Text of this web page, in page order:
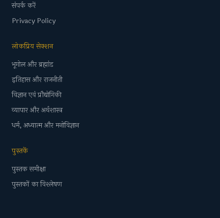
संपर्क करें
Privacy Policy
लोकप्रिय सेक्शन
भूगोल और ब्रह्मांड
इतिहास और राजनीती
विज्ञान एवं प्रौद्योगिकी
व्यापार और अर्थशास्त्र
धर्म, अध्यात्म और मनोविज्ञान
पुस्तकें
पुस्तक समीक्षा
पुस्तकों का विश्लेषण